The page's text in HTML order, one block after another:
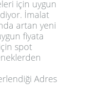
için uygun
İmalat
artan yeni
fiyata
spot
Adres